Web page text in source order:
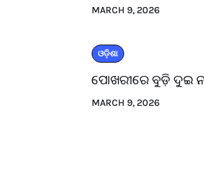
MARCH 9, 2026
ଓଡ଼ିଶା
ପୋଖରୀରେ ବୁଡ଼ି ଦୁଇ
MARCH 9, 2026